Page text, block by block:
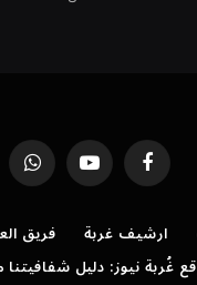
فيسبوك يوتيوب
ارشيف غربة فريق
غُربة نيوز: دليل